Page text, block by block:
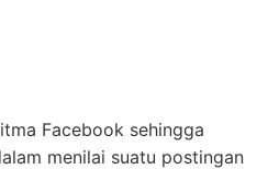
Facebook sehingga
menilai suatu postingan